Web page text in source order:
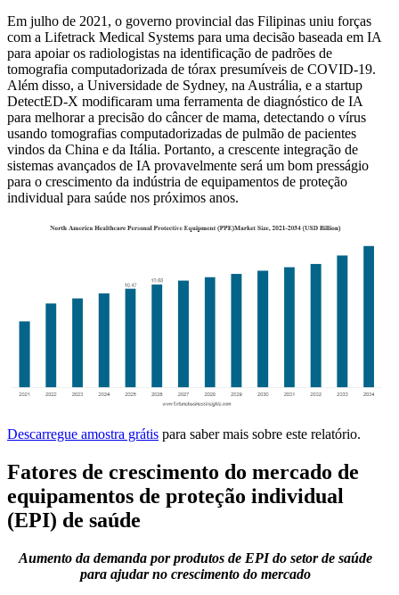
Em julho de 2021, o governo provincial das Filipinas uniu forças
com a Lifetrack Medical Systems para uma decisão baseada em IA
para apoiar os radiologistas na identificação de padrões de
tomografia computadorizada de tórax presumíveis de COVID-19.
Além disso, a Universidade de Sydney, na Austrália, e a startup
DetectED-X modificaram uma ferramenta de diagnóstico de IA
para melhorar a precisão do câncer de mama, detectando o vírus
usando tomografias computadorizadas de pulmão de pacientes
vindos da China e da Itália. Portanto, a crescente integração de
sistemas avançados de IA provavelmente será um bom presságio
para o crescimento da indústria de equipamentos de proteção
individual para saúde nos próximos anos.
Descarregue amostra grátis para saber mais sobre este relatório.
Fatores de crescimento do mercado de
equipamentos de proteção individual
(EPI) de saúde
Aumento da demanda por produtos de EPI do setor de saúde
para ajudar no crescimento do mercado